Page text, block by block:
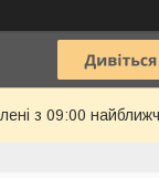
з 09:00